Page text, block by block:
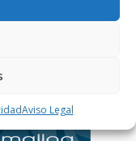
Aviso Legal